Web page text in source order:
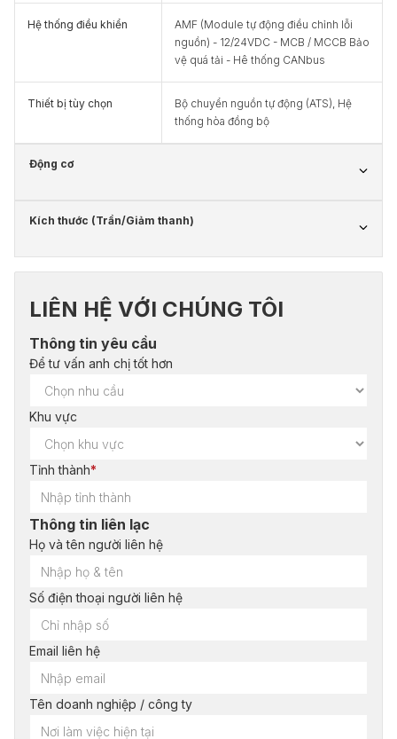
Hệ thống điều khiển
AMF (Module tự động điều chỉnh lỗi
nguồn) - 12/24VDC - MCB / MCCB Bảo
vệ quá tải - Hê thống CANbus
Thiết bị tùy chọn
Bộ chuyển nguồn tự động (ATS), Hệ
thống hòa đồng bộ
Động cơ
Kích thước (Trần/Giảm thanh)
LIÊN HỆ VỚI CHÚNG TÔI
Thông tin yêu cầu
Để tư vấn anh chị tốt hơn
Khu vực
Tỉnh thành*
Thông tin liên lạc
Họ và tên người liên hệ
Số điện thoại người liên hệ
Email liên hệ
Tên doanh nghiệp / công ty